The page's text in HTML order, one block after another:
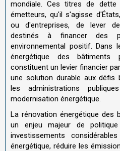
mondiale. Ces titres de dette
émetteurs, qu'il s'agisse
ou d'entreprises, de lever
destinés à financer des
environnemental positif. Dans
énergétique des bâtiments
constituent un levier financier
une solution durable aux défis
les administrations
modernisation énergétique.
La rénovation énergétique des
un enjeu majeur de
investissements
énergétique, réduire les